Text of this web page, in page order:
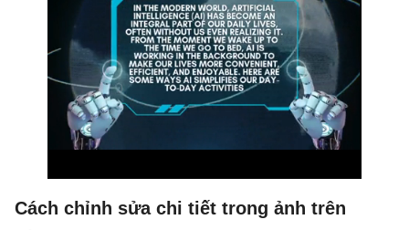
Cách chỉnh sửa chi tiết trong ảnh trên